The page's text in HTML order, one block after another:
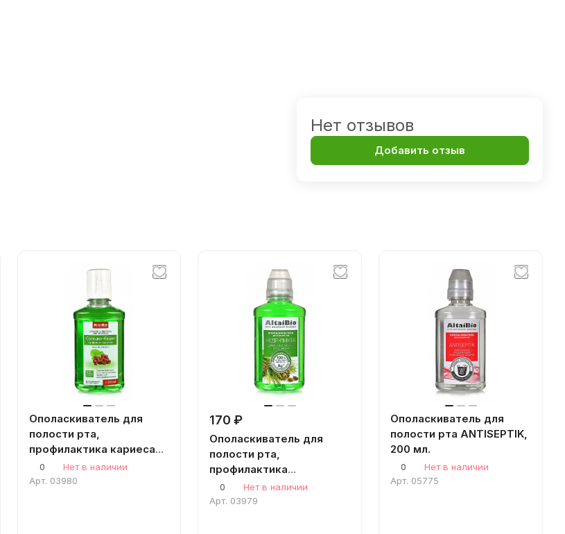
Нет отзывов
Добавить отзыв
Ополаскиватель для
полости рта,
профилактика кариеса
Солодка-Бадан 200 мл.
0
Нет в наличии
Арт. 03980
170 ₽
Ополаскиватель для
полости рта,
профилактика
пародонтоза Кедр-Пихта
200 мл.
0
Нет в наличии
Арт. 03979
Ополаскиватель для
полости рта ANTISEPTIK,
200 мл.
0
Нет в наличии
Арт. 05775